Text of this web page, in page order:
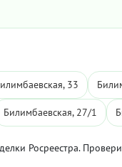
33
Билимбаевская, 27/1
Росреестра.